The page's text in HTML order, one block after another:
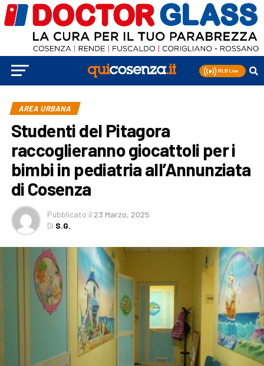
AREA URBANA
Studenti del Pitagora
raccoglieranno giocattoli per i
bimbi in pediatria all’Annunziata
di Cosenza
Pubblicato il 23 Marzo, 2025
Di S.G.